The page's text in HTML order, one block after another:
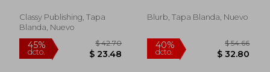
Classy Publishing, Tapa
Blanda, Nuevo
Blurb, Tapa Blanda, Nuevo